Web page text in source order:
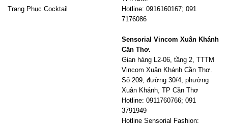
Trang Phục Cocktail
Hotline: 0916160167; 091
7176086
Sensorial Vincom Xuân Khánh
Cần Thơ.
Gian hàng L2-06, tầng 2, TTTM
Vincom Xuân Khánh Cần Thơ.
Số 209, đường 30/4, phường
Xuân Khánh, TP Cần Thơ
Hotline: 0911760766; 091
3791949
Hotline Sensorial Fashion: